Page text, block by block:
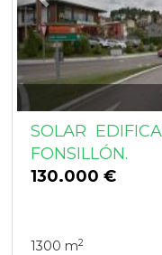
SOLAR
FONSILLÓN.
130.000 €
1300 m2